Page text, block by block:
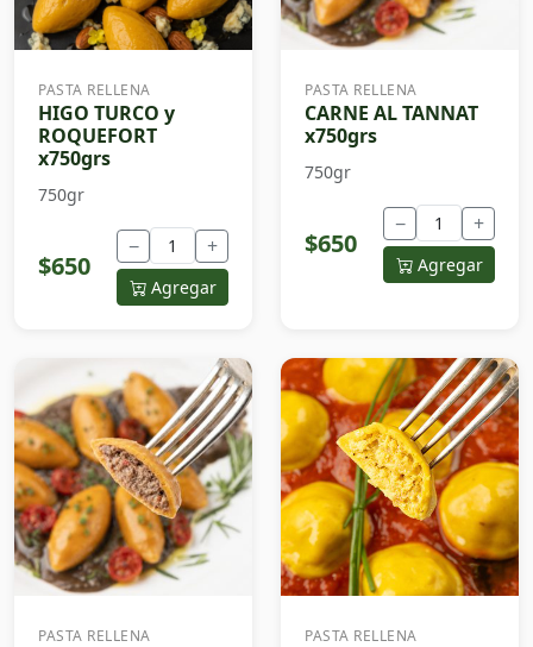
PASTA RELLENA
HIGO TURCO y
ROQUEFORT
x750grs
750gr
$650
− +
Agregar
PASTA RELLENA
CARNE AL TANNAT
x750grs
750gr
$650
− +
Agregar
PASTA RELLENA PASTA RELLENA